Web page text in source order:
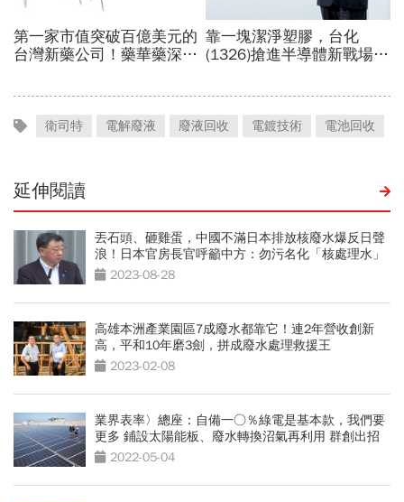
衛司特 電解廢液 廢液回收 電鍍技術 電池回收
延伸閱讀
丟石頭、砸雞蛋，中國不滿日本排放核廢水爆反日聲
浪！日本官房長官呼籲中方：勿污名化「核處理水」
2023-08-28
高雄本洲產業園區7成廢水都靠它！連2年營收創新
高，平和10年磨3劍，拼成廢水處理救援王
2023-02-08
業界表率〉總座：自備一○％綠電是基本款，我們要
更多 鋪設太陽能板、廢水轉換沼氣再利用 群創出招
突圍超前「種綠電」
2022-05-04